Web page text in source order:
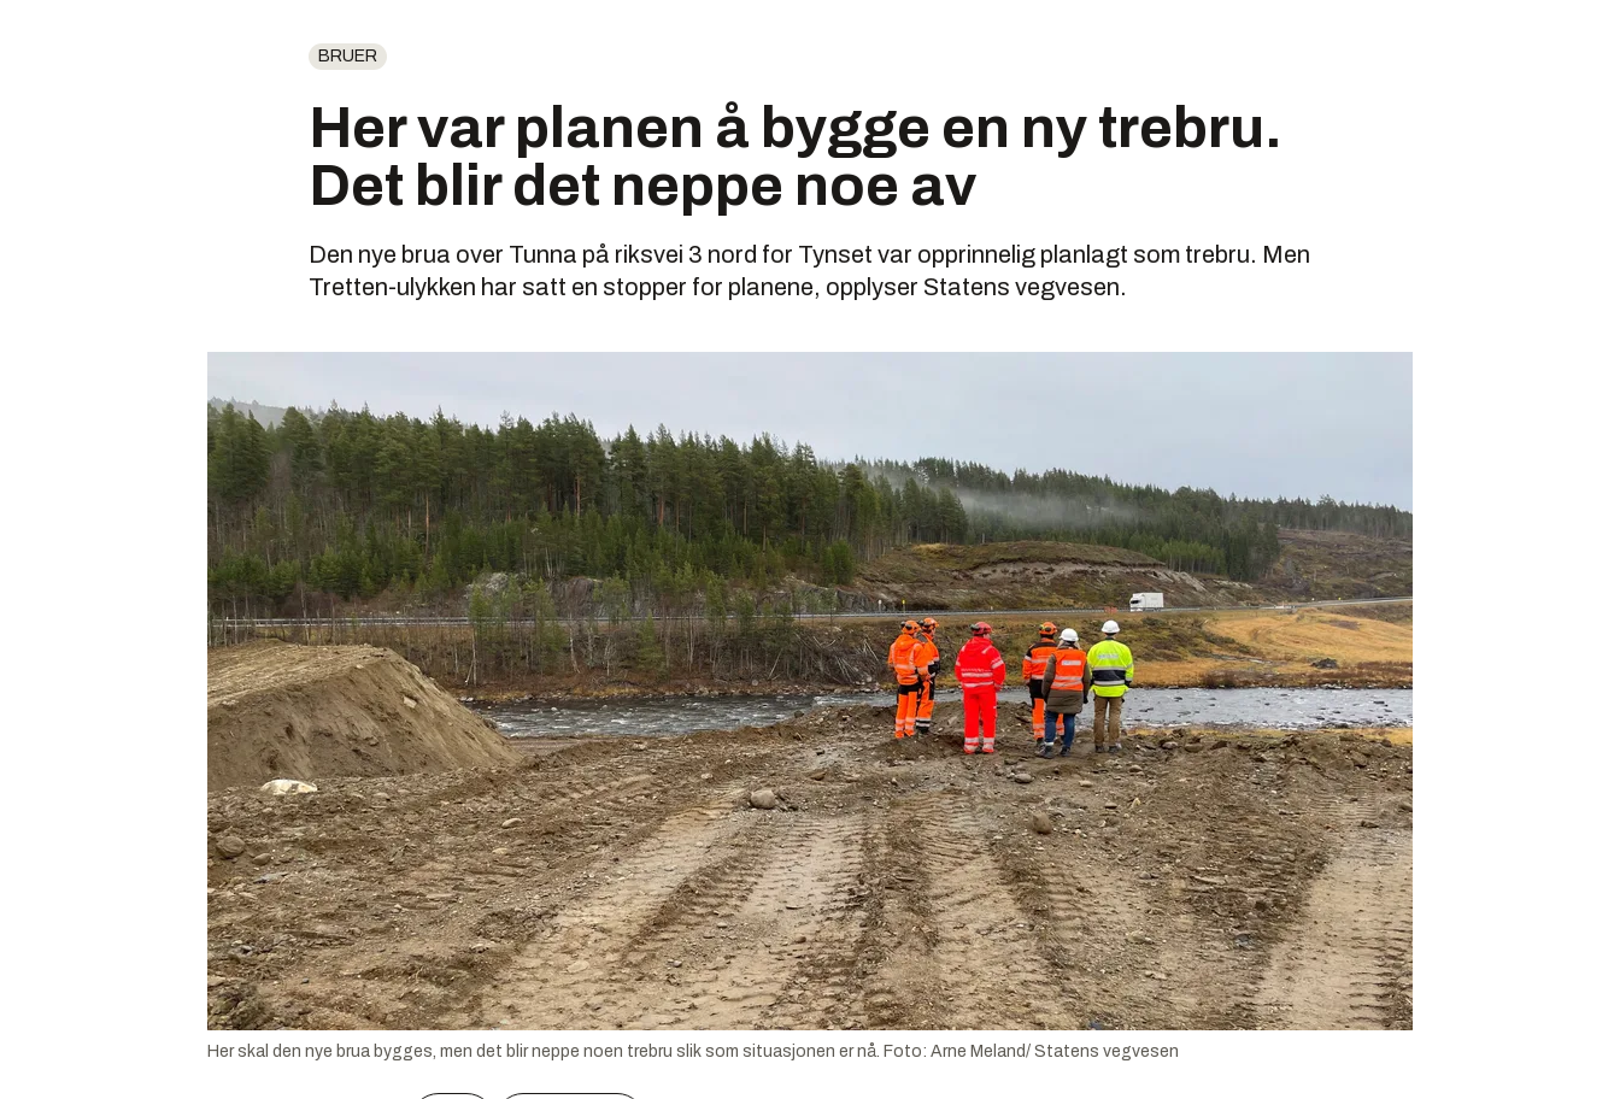
BRUER
Her var planen å bygge en ny trebru.
Det blir det neppe noe av
Den nye brua over Tunna på riksvei 3 nord for Tynset var opprinnelig planlagt som trebru. Men
Tretten-ulykken har satt en stopper for planene, opplyser Statens vegvesen.
Her skal den nye brua bygges, men det blir neppe noen trebru slik som situasjonen er nå. Foto: Arne Meland/ Statens vegvesen